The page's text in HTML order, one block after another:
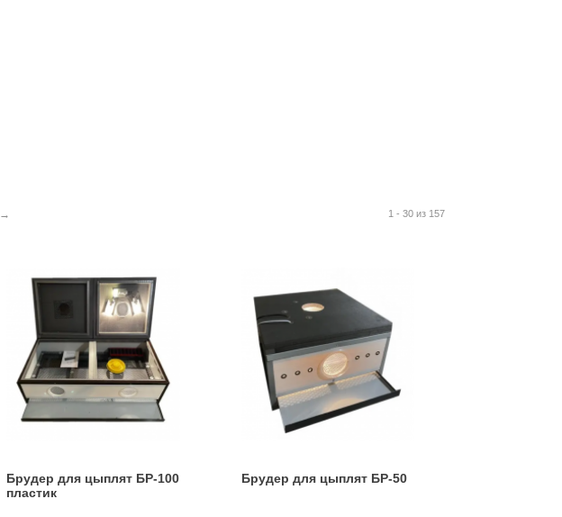
1 - 30 из 157
→
Брудер для цыплят БР-100
пластик
Брудер для цыплят БР-50